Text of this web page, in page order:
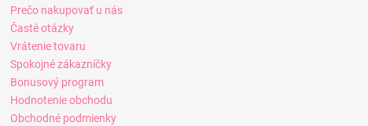
Prečo nakupovať u nás
Časté otázky
Vrátenie tovaru
Spokojné zákazníčky
Bonusový program
Hodnotenie obchodu
Obchodné podmienky